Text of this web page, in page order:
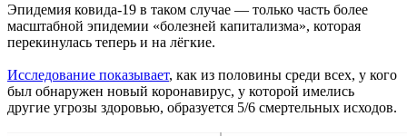
Эпидемия ковида-19 в таком случае — только часть более
масштабной эпидемии «болезней капитализма», которая
перекинулась теперь и на лёгкие.
Исследование показывает, как из половины среди всех, у кого
был обнаружен новый коронавирус, у которой имелись
другие угрозы здоровью, образуется 5/6 смертельных исходов.